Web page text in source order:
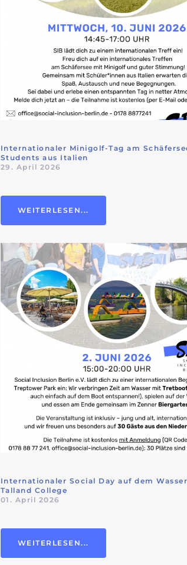
Internationaler Minigolf-Tag am
Students aus Italien
29. April 2026
WEITERLESEN...
Internationaler Social Day auf dem
Talland College
01. April 2026
WEITERLESEN...